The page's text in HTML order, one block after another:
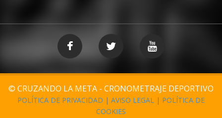
© CRUZANDO LA META - CRONOMETRAJE DEPORTIVO
POLÍTICA DE PRIVACIDAD | AVISO LEGAL | POLÍTICA DE
COOKIES